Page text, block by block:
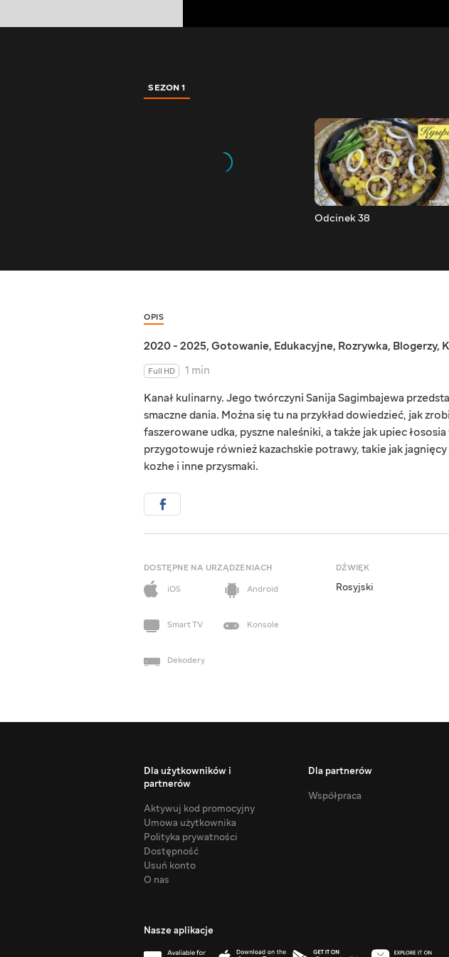
SEZON 1
Odcinek 38
OPIS
2020 - 2025, Gotowanie, Edukacyjne, Rozrywka, Blogerzy,
Full HD
1 min
Kanał kulinarny. Jego twórczyni Sanija Sagimbajewa
smaczne dania. Można się tu na przykład dowiedzieć, jak
faszerowane udka, pyszne naleśniki, a także jak upiec
przygotowuje również kazachskie potrawy, takie jak
kozhe i inne przysmaki.
DOSTĘPNE NA URZĄDZENIACH
iOS
Android
Smart TV Konsole
Dekodery
DŹWIĘK
Rosyjski
Dla użytkowników i
partnerów
Aktywuj kod promocyjny
Umowa użytkownika
Polityka prywatności
Dostępność
Usuń konto
O nas
Dla partnerów
Współpraca
Nasze aplikacje